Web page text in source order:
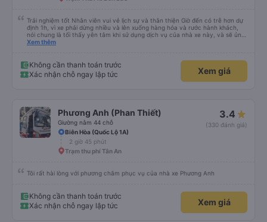
là 2:30 và tôi đang nói về nó. ạn bằng xe bu lông Limousine. Tôi nghĩ tài xế
nếu không có tài xế... Cảm ơn các bạn rất nhiều.
Trải nghiệm tốt Nhân viên vui vẻ lịch sự và thân thiện Giờ đến có trễ hơn dự
định 1h, vì xe phải dừng nhiều và lên xuống hàng hóa và rước hành khách,
nói chung là tối thấy yên tâm khi sử dụng dịch vụ của nhà xe này, và sẽ ủng
hộ và giới thiệu cho người thân sử dụng dịch vụ của nhà xe này
Xem thêm
Không cần thanh toán trước
Xác nhận chỗ ngay lập tức
Xem giá
Phương Anh (Phan Thiết)
Giường nằm 44 chỗ
3.4
(330 đánh giá)
Biên Hòa (Quốc Lộ 1A)
2 giờ 45 phút
Trạm thu phí Tân An
Tôi rất hài lòng với phương châm phục vụ của nhà xe Phương Anh
Không cần thanh toán trước
Xác nhận chỗ ngay lập tức
Xem giá